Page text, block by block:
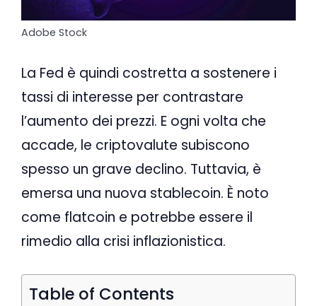
Adobe Stock
La Fed è quindi costretta a sostenere i
tassi di interesse per contrastare
l’aumento dei prezzi. E ogni volta che
accade, le criptovalute subiscono
spesso un grave declino. Tuttavia, è
emersa una nuova stablecoin. È noto
come flatcoin e potrebbe essere il
rimedio alla crisi inflazionistica.
Table of Contents